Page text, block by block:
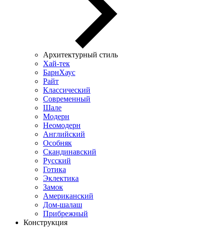
Архитектурный стиль
Хай-тек
БарнХаус
Райт
Классический
Современный
Шале
Модерн
Неомодерн
Английский
Особняк
Скандинавский
Русский
Готика
Эклектика
Замок
Американский
Дом-шалаш
Прибрежный
Конструкция